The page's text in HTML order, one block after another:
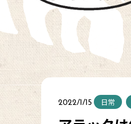
2022/1/15 日常